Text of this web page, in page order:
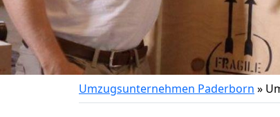
Umzugsunternehmen Paderborn »